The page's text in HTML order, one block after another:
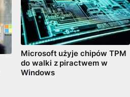
Microsoft użyje chipów TPM
do walki z piractwem w
Windows